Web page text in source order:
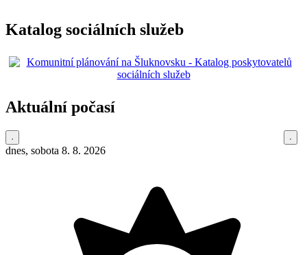
Katalog sociálních služeb
Aktuální počasí
dnes, sobota 8. 8. 2026